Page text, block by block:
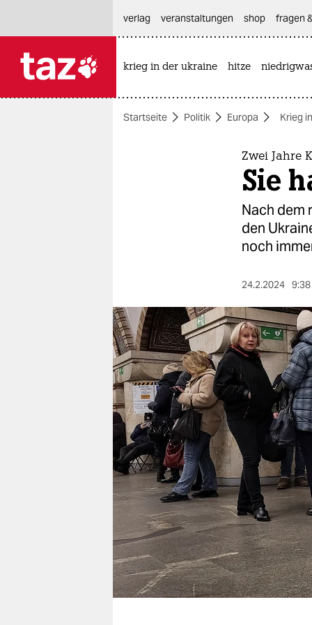
themen
berlin
nord
wahrheit
verlag
verlag
veranstaltungen
shop
fragen & hilfe
unterstützen
abo
genossenschaft
verlag
veranstaltungen shop fragen
krieg in der ukraine hitze
Startseite Politik Europa Krieg
Zwei Jahre
Sie
Nach dem
den
noch
24.2.2024